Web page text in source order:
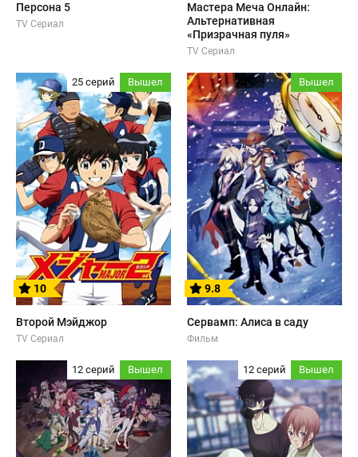
Персона 5
TV Сериал
Мастера Меча Онлайн:
Альтернативная
«Призрачная пуля»
TV Сериал
25 серий Вышел
10
Второй Мэйджор
TV Сериал
Вышел
9.8
Сервамп: Алиса в саду
Фильм
12 серий Вышел 12 серий Вышел